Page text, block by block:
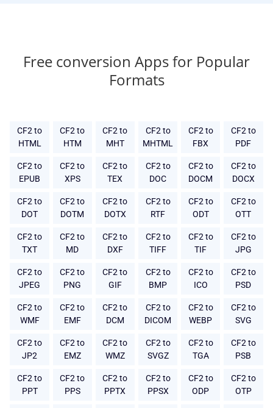
Free conversion Apps for Popular
Formats
CF2 to
HTML
CF2 to
HTM
CF2 to
MHT
CF2 to
MHTML
CF2 to
FBX
CF2 to
PDF
CF2 to
EPUB
CF2 to
XPS
CF2 to
TEX
CF2 to
DOC
CF2 to
DOCM
CF2 to
DOCX
CF2 to
DOT
CF2 to
DOTM
CF2 to
DOTX
CF2 to
RTF
CF2 to
ODT
CF2 to
OTT
CF2 to
TXT
CF2 to
MD
CF2 to
DXF
CF2 to
TIFF
CF2 to
TIF
CF2 to
JPG
CF2 to
JPEG
CF2 to
PNG
CF2 to
GIF
CF2 to
BMP
CF2 to
ICO
CF2 to
PSD
CF2 to
WMF
CF2 to
EMF
CF2 to
DCM
CF2 to
DICOM
CF2 to
WEBP
CF2 to
SVG
CF2 to
JP2
CF2 to
EMZ
CF2 to
WMZ
CF2 to
SVGZ
CF2 to
TGA
CF2 to
PSB
CF2 to
PPT
CF2 to
PPS
CF2 to
PPTX
CF2 to
PPSX
CF2 to
ODP
CF2 to
OTP